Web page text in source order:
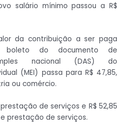
salário mínimo passou a R$
da contribuição a ser paga
boleto do documento de
nacional (DAS) do
(MEI) passa para R$ 47,85,
ou comércio.
de serviços e R$ 52,85
prestação de serviços.